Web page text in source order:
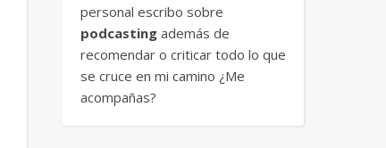
personal escribo sobre
podcasting además de
recomendar o criticar todo lo que
se cruce en mi camino ¿Me
acompañas?